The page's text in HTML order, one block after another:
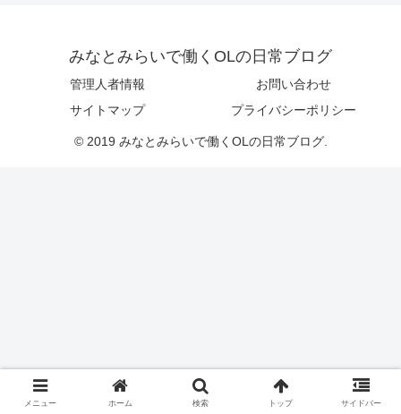
みなとみらいで働くOLの日常ブログ
管理人者情報
お問い合わせ
サイトマップ
プライバシーポリシー
© 2019 みなとみらいで働くOLの日常ブログ.
メニュー ホーム 検索 トップ サイドバー